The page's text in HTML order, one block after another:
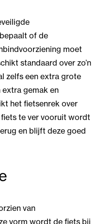
of de
moet
standaard over zo’n
zelfs een extra grote
gemak en
het fietsenrek over
te ver vooruit wordt
en blijft deze goed
van
vorm wordt de fiets bij